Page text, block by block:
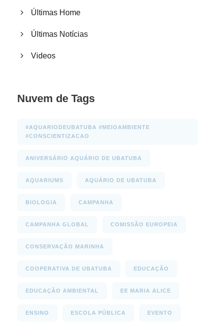
Últimas Home
Últimas Notícias
Videos
Nuvem de Tags
#AQUARIODEUBATUBA #MEIOAMBIENTE
#CONSCIENTIZACAO
ANIVERSÁRIO AQUÁRIO DE UBATUBA
AQUARIUMS AQUÁRIO DE UBATUBA
BIOLOGIA CAMPANHA
CAMPANHA GLOBAL COMISSÃO EUROPEIA
CONSERVAÇÃO MARINHA
COOPERATIVA DE UBATUBA EDUCAÇÃO
EDUCAÇÃO AMBIENTAL EE MARIA ALICE
ENSINO ESCOLA PÚBLICA EVENTO